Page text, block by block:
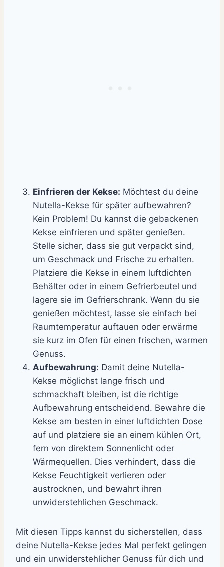
Einfrieren der Kekse: Möchtest du deine
Nutella-Kekse für später aufbewahren?
Kein Problem! Du kannst die gebackenen
Kekse einfrieren und später genießen.
Stelle sicher, dass sie gut verpackt sind,
um Geschmack und Frische zu erhalten.
Platziere die Kekse in einem luftdichten
Behälter oder in einem Gefrierbeutel und
lagere sie im Gefrierschrank. Wenn du sie
genießen möchtest, lasse sie einfach bei
Raumtemperatur auftauen oder erwärme
sie kurz im Ofen für einen frischen, warmen
Genuss.
Aufbewahrung: Damit deine Nutella-
Kekse möglichst lange frisch und
schmackhaft bleiben, ist die richtige
Aufbewahrung entscheidend. Bewahre die
Kekse am besten in einer luftdichten Dose
auf und platziere sie an einem kühlen Ort,
fern von direktem Sonnenlicht oder
Wärmequellen. Dies verhindert, dass die
Kekse Feuchtigkeit verlieren oder
austrocknen, und bewahrt ihren
unwiderstehlichen Geschmack.
Mit diesen Tipps kannst du sicherstellen, dass
deine Nutella-Kekse jedes Mal perfekt gelingen
und ein unwiderstehlicher Genuss für dich und